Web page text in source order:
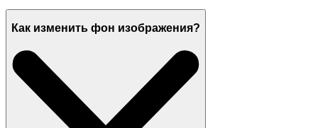
Как изменить фон изображения?